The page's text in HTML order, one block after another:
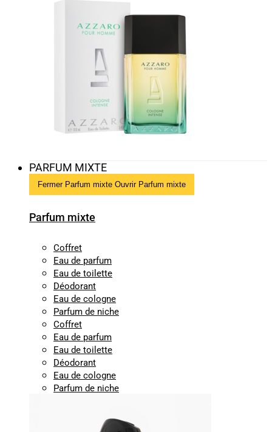
PARFUM MIXTE
Fermer Parfum mixte Ouvrir Parfum mixte
Parfum mixte
Coffret
Eau de parfum
Eau de toilette
Déodorant
Eau de cologne
Parfum de niche
Coffret
Eau de parfum
Eau de toilette
Déodorant
Eau de cologne
Parfum de niche